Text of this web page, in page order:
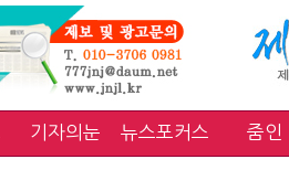
기자의눈 뉴스포커스 줌인